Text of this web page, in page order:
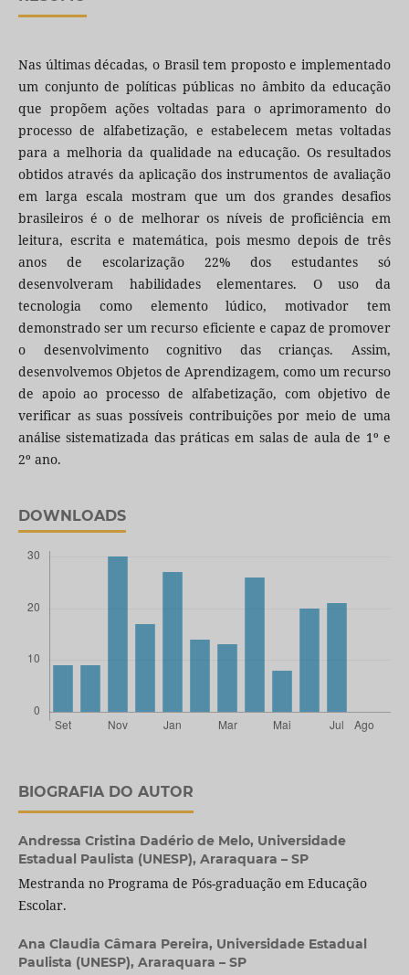
Nas últimas décadas, o Brasil tem proposto e implementado
um conjunto de políticas públicas no âmbito da educação
que propõem ações voltadas para o aprimoramento do
processo de alfabetização, e estabelecem metas voltadas
para a melhoria da qualidade na educação. Os resultados
obtidos através da aplicação dos instrumentos de avaliação
em larga escala mostram que um dos grandes desafios
brasileiros é o de melhorar os níveis de proficiência em
leitura, escrita e matemática, pois mesmo depois de três
anos de escolarização 22% dos estudantes só
desenvolveram habilidades elementares. O uso da
tecnologia como elemento lúdico, motivador tem
demonstrado ser um recurso eficiente e capaz de promover
o desenvolvimento cognitivo das crianças. Assim,
desenvolvemos Objetos de Aprendizagem, como um recurso
de apoio ao processo de alfabetização, com objetivo de
verificar as suas possíveis contribuições por meio de uma
análise sistematizada das práticas em salas de aula de 1º e
2º ano.
DOWNLOADS
BIOGRAFIA DO AUTOR
Andressa Cristina Dadério de Melo, Universidade
Estadual Paulista (UNESP), Araraquara – SP
Mestranda no Programa de Pós-graduação em Educação
Escolar.
Ana Claudia Câmara Pereira, Universidade Estadual
Paulista (UNESP), Araraquara – SP